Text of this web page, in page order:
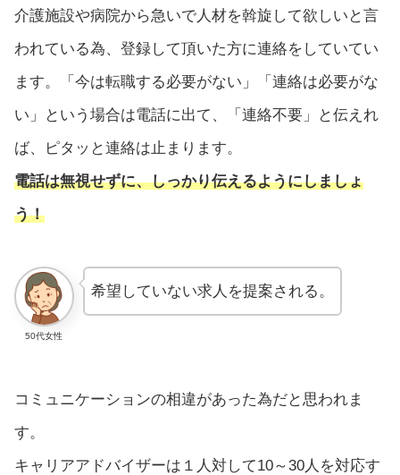
介護施設や病院から急いで人材を斡旋して欲しいと言
われている為、登録して頂いた方に連絡をしていてい
ます。「今は転職する必要がない」「連絡は必要がな
い」という場合は電話に出て、「連絡不要」と伝えれ
ば、ピタッと連絡は止まります。
電話は無視せずに、しっかり伝えるようにしましょ
う！
50代女性
希望していない求人を提案される。
コミュニケーションの相違があった為だと思われま
す。
キャリアアドバイザーは１人対して10～30人を対応す